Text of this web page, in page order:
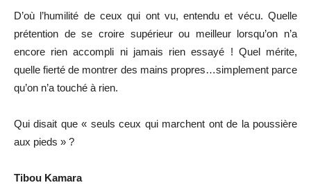
D’où l’humilité de ceux qui ont vu, entendu et vécu. Quelle
prétention de se croire supérieur ou meilleur lorsqu’on n’a
encore rien accompli ni jamais rien essayé ! Quel mérite,
quelle fierté de montrer des mains propres…simplement parce
qu’on n’a touché à rien.
Qui disait que « seuls ceux qui marchent ont de la poussière
aux pieds » ?
Tibou Kamara